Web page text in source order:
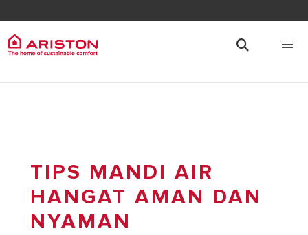
TIPS MANDI AIR
HANGAT AMAN DAN
NYAMAN